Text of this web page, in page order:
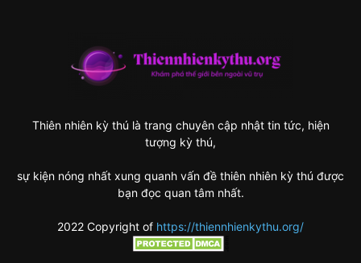
Thiên nhiên kỳ thú là trang chuyên cập nhật tin tức, hiện
tượng kỳ thú,
sự kiện nóng nhất xung quanh vấn đề thiên nhiên kỳ thú được
bạn đọc quan tâm nhất.
2022 Copyright of https://thiennhienkythu.org/